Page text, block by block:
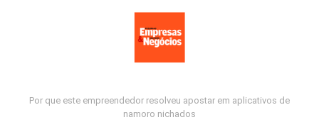
Por que este empreendedor resolveu apostar em aplicativos de
namoro nichados